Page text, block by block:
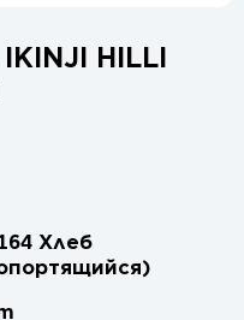
HILLI
Хлеб